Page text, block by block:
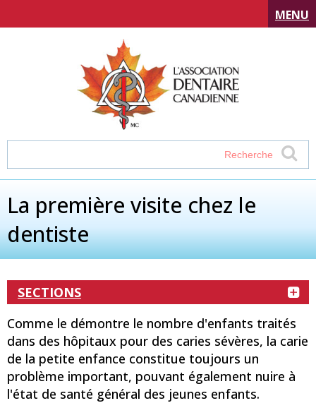
MENU
La première visite chez le
dentiste
SECTIONS
Comme le démontre le nombre d'enfants traités
dans des hôpitaux pour des caries sévères, la carie
de la petite enfance constitue toujours un
problème important, pouvant également nuire à
l'état de santé général des jeunes enfants.